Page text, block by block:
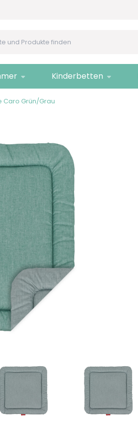
Kinderbetten
Caro Grün/Grau
Einfachbestellen!